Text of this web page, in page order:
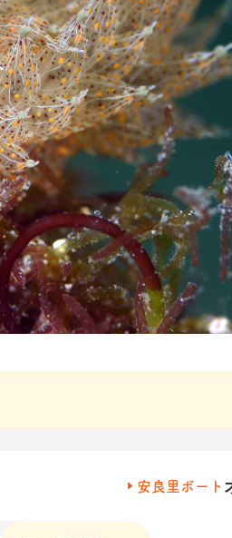
安良里ボート